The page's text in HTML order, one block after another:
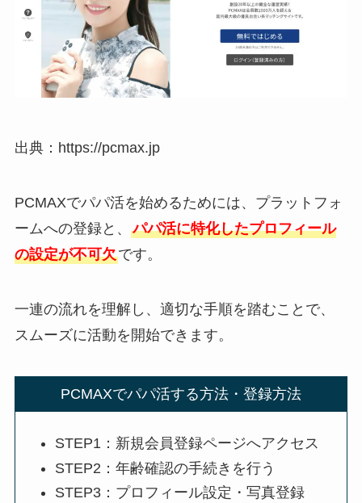
出典：https://pcmax.jp
PCMAXでパパ活を始めるためには、プラットフォ
ームへの登録と、 パパ活に特化したプロフィール
の設定が不可欠です。
一連の流れを理解し、適切な手順を踏むことで、
スムーズに活動を開始できます。
PCMAXでパパ活する方法・登録方法
STEP1：新規会員登録ページへアクセス
STEP2：年齢確認の手続きを行う
STEP3：プロフィール設定・写真登録